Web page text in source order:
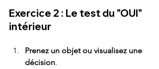
Exercice 2 : Le test du "OUI"
intérieur
Prenez un objet ou visualisez une
décision.